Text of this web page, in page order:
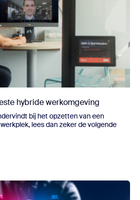
hybride werkomgeving
bij het opzetten van een
lees dan zeker de volgende